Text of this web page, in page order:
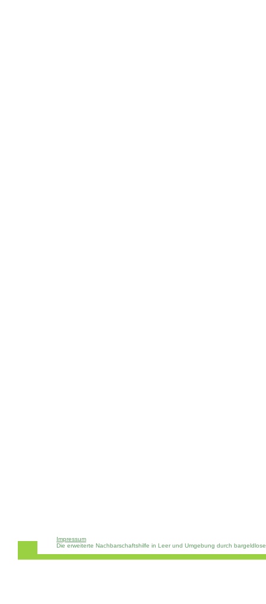
Impressum
Die erweiterte Nachbarschaftshilfe in Leer und Umgebung durch